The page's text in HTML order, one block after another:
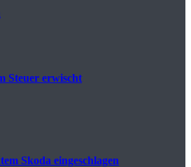
Steuer erwischt
Skoda eingeschlagen